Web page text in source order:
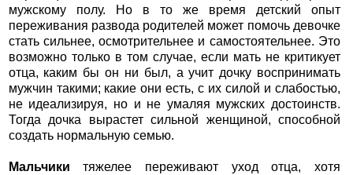
мужскому полу. Но в то же время детский опыт
переживания развода родителей может помочь девочке
стать сильнее, осмотрительнее и самостоятельнее. Это
возможно только в том случае, если мать не критикует
отца, каким бы он ни был, а учит дочку воспринимать
мужчин такими; какие они есть, с их силой и слабостью,
не идеализируя, но и не умаляя мужских достоинств.
Тогда дочка вырастет сильной женщиной, способной
создать нормальную семью.
Мальчикитяжелее переживают уход отца, хотя